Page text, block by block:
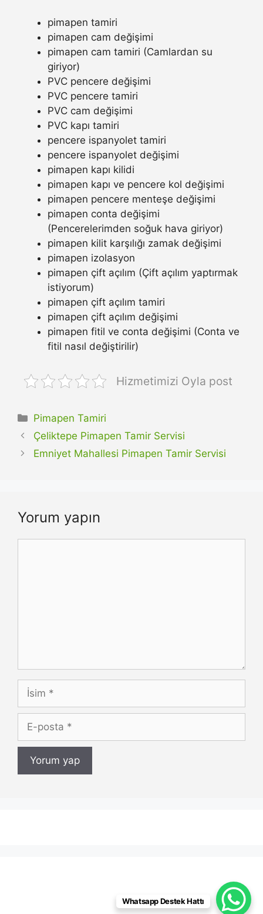
pimapen tamiri
pimapen cam değişimi
pimapen cam tamiri (Camlardan su
giriyor)
PVC pencere değişimi
PVC pencere tamiri
PVC cam değişimi
PVC kapı tamiri
pencere ispanyolet tamiri
pencere ispanyolet değişimi
pimapen kapı kilidi
pimapen kapı ve pencere kol değişimi
pimapen pencere menteşe değişimi
pimapen conta değişimi
(Pencerelerimden soğuk hava giriyor)
pimapen kilit karşılığı zamak değişimi
pimapen izolasyon
pimapen çift açılım (Çift açılım yaptırmak
istiyorum)
pimapen çift açılım tamiri
pimapen çift açılım değişimi
pimapen fitil ve conta değişimi (Conta ve
fitil nasıl değiştirilir)
Hizmetimizi Oyla post
Kategoriler
Pimapen Tamiri
Çeliktepe Pimapen Tamir Servisi
Emniyet Mahallesi Pimapen Tamir Servisi
Yorum yapın
İsim
posta
Whatsapp Destek Hattı